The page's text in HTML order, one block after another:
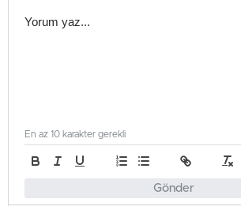
Gönder
En az 10 karakter gerekli